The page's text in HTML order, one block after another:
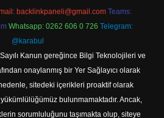
backlinkpaneli@gmail.com Teams:
Whatsapp: 0262 606 0 726 Telegram:
@karabul
Kanun gereğince Bilgi Teknolojileri ve
onaylanmış bir Yer Sağlayıcı olarak
sitedeki içerikleri proaktif olarak
bulunmamaktadır. Ancak,
sorumluluğunu taşımakta olup, siteye